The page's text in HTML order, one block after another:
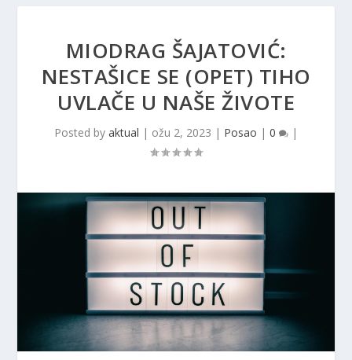
MIODRAG ŠAJATOVIĆ:
NESTAŠICE SE (OPET) TIHO
UVLAČE U NAŠE ŽIVOTE
Posted by aktual | ožu 2, 2023 | Posao | 0 |